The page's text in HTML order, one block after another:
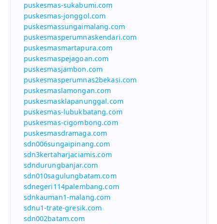
puskesmas-sukabumi.com
puskesmas-jonggol.com
puskesmassungaimalang.com
puskesmasperumnaskendari.com
puskesmasmartapura.com
puskesmaspejagoan.com
puskesmasjambon.com
puskesmasperumnas2bekasi.com
puskesmaslamongan.com
puskesmasklapanunggal.com
puskesmas-lubukbatang.com
puskesmas-cigombong.com
puskesmasdramaga.com
sdn006sungaipinang.com
sdn3kertaharjaciamis.com
sdndurungbanjar.com
sdn010sagulungbatam.com
sdnegeri114palembang.com
sdnkauman1-malang.com
sdnu1-trate-gresik.com
sdn002batam.com